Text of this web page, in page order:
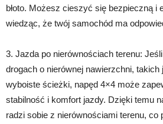
błoto. Możesz cieszyć się bezpieczną i
wiedząc, że twój samochód ma
3. Jazda po nierównościach terenu:
drogach o nierównej nawierzchni, takich
wyboiste ścieżki, napęd 4×4 może
stabilność i komfort jazdy. Dzięki temu
radzi sobie z nierównościami terenu, co